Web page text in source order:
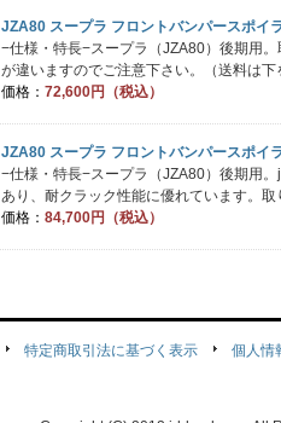
JZA80 スープラ フロントバンパースポイ
−仕様・特長−スープラ（JZA80）後期用
が違いますのでご注意下さい。（送料は下
価格： 72,600円（税込）
JZA80 スープラ フロントバンパースポイ
−仕様・特長−スープラ（JZA80）後期用
あり、耐クラック性能に優れています。取
価格： 84,700円（税込）
特定商取引法に基づく表示 個人情